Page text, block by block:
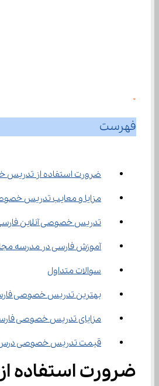
0
فهرست
ضرورت استفاده از تدریس
مزایا و معایب تدریس
تدریس خصوصی آنلاین
آموزش فارسی در مدرسه
سوالات متداول
بهترین تدریس خصوصی
مزایای تدریس خصوصی
قیمت تدریس خصوصی درس فارسی
ضرورت استفاده